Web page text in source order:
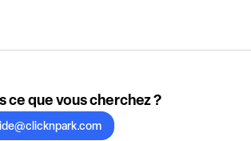
ce que vous cherchez ?